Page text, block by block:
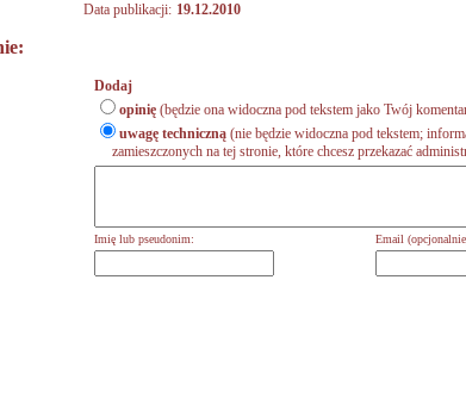
Data publikacji: 19.12.2010
Dodaj
opinię (będzie ona widoczna pod tekstem jako Twój
uwagę techniczną (nie będzie widoczna pod tekstem;
zamieszczonych na tej stronie, które chcesz przekazać
Imię lub pseudonim: Email